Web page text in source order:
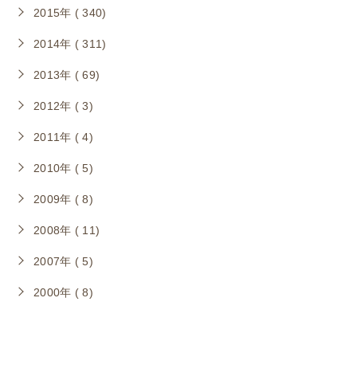
2015年 ( 340)
2014年 ( 311)
2013年 ( 69)
2012年 ( 3)
2011年 ( 4)
2010年 ( 5)
2009年 ( 8)
2008年 ( 11)
2007年 ( 5)
2000年 ( 8)